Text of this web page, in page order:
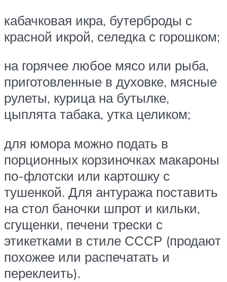
кабачковая икра, бутерброды с
красной икрой, селедка с горошком;
на горячее любое мясо или рыба,
приготовленные в духовке, мясные
рулеты, курица на бутылке,
цыплята табака, утка целиком;
для юмора можно подать в
порционных корзиночках макароны
по-флотски или картошку с
тушенкой. Для антуража поставить
на стол баночки шпрот и кильки,
сгущенки, печени трески с
этикетками в стиле СССР (продают
похожее или распечатать и
переклеить).